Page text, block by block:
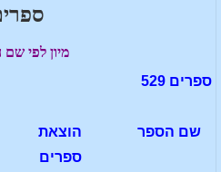
מיון לפי
ספרים 529
שם הספר
הוצאת
ספרים